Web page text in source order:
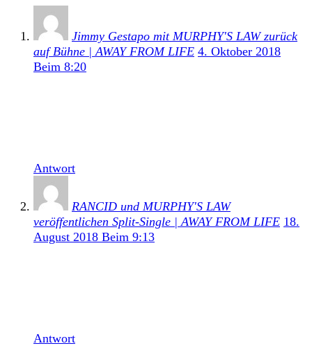
Jimmy Gestapo mit MURPHY'S LAW zurück
auf Bühne | AWAY FROM LIFE 4. Oktober 2018
Beim 8:20
Antwort
RANCID und MURPHY'S LAW
veröffentlichen Split-Single | AWAY FROM LIFE 18.
August 2018 Beim 9:13
Antwort